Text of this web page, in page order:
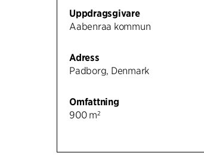
Uppdragsgivare
Aabenraa kommun
Adress
Padborg, Denmark
Omfattning
900 m²